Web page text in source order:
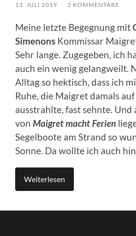
13. JULI 2019 / 2 KOMMENTARE
Meine letzte Begegnung mit
Simenons Kommissar
Sehr lange. Zugegeben, ich
auch ein wenig gelangweilt.
Alltag so hektisch, dass ich
Ruhe, die Maigret damals
ausstrahlte, fast sehnte. Und
vonMaigret macht Ferien
Segelboote am Strand so
Sonne. Da wollte ich auch
Weiterlesen